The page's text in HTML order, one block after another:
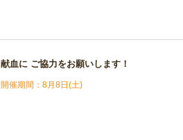
献血に ご協力をお願いします！
8月8日(土)